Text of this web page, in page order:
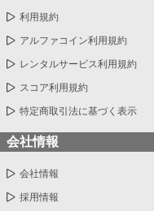
利用規約
アルファコイン利用規約
レンタルサービス利用規約
スコア利用規約
特定商取引法に基づく表示
会社情報
会社情報
採用情報